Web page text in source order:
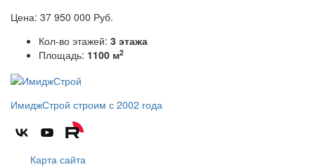
Цена: 37 950 000 Руб.
Кол-во этажей: 3 этажа
Площадь: 1100 м2
ИмиджСтрой строим с 2002 года
Карта сайта